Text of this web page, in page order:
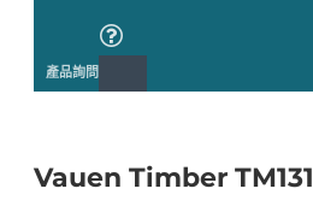
產品詢問
Vauen Timber TM131